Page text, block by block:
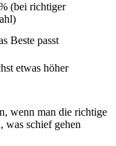
(bei richtiger
Beste passt
etwas höher
wenn man die richtige
was schief gehen